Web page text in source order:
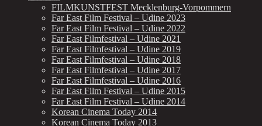
FILMKUNSTFEST Mecklenburg-Vorpommern
Far East Film Festival – Udine 2023
Far East Film Festival – Udine 2022
Far East Filmfestival – Udine 2021
Far East Filmfestival – Udine 2019
Far East Filmfestival – Udine 2018
Far East Filmfestival – Udine 2017
Far East Filmfestival – Udine 2016
Far East Film Festival – Udine 2015
Far East Film Festival – Udine 2014
Korean Cinema Today 2014
Korean Cinema Today 2013